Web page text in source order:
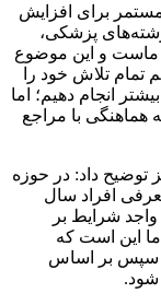
مستمر برای افزایش
پزشکی،
ماست و این موضوع
تلاش خود را
انجام دهیم؛ اما
هماهنگی با مراجع
توضیح داد: در حوزه
افراد سال
شرایط بر
این است که
و سپس بر اساس